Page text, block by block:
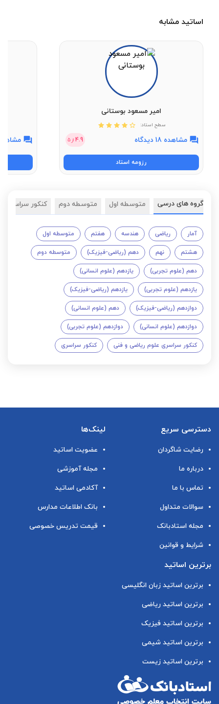
اساتید مشابه
امیر مسعود بوستانی
سطح استاد:
مشاهده 18 دیدگاه 4.9 از 5
رزومه استاد
مشاهده 2
گروه های درسی متوسطه اول متوسطه دوم کنکور سراسری
آمار ریاضی هندسه هفتم متوسطه اول
هشتم نهم دهم (ریاضی-فیزیک) متوسطه دوم
دهم (علوم تجربی) یازدهم (علوم انسانی)
یازدهم (علوم تجربی) یازدهم (ریاضی-فیزیک)
دوازدهم (ریاضی-فیزیک) دهم (علوم انسانی)
دوازدهم (علوم انسانی) دوازدهم (علوم تجربی)
کنکور سراسری علوم ریاضی و فنی کنکور سراسری
دسترسی سریع
رضایت شاگردان
درباره ما
تماس با ما
سوالات متداول
مجله استادبانک
شرایط و قوانین
لینک‌ها
عضویت اساتید
مجله آموزشی
آکادمی اساتید
بانک اطلاعات مدارس
قیمت تدریس خصوصی
برترین اساتید
برترین اساتید زبان انگلیسی
برترین اساتید ریاضی
برترین اساتید فیزیک
برترین اساتید شیمی
برترین اساتید زیست